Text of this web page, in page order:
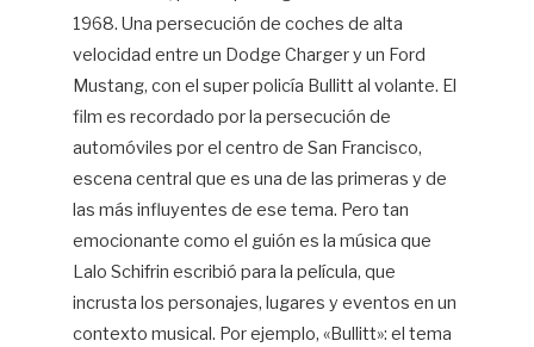
1968. Una persecución de coches de alta
velocidad entre un Dodge Charger y un Ford
Mustang, con el super policía Bullitt al volante. El
film es recordado por la persecución de
automóviles por el centro de San Francisco,
escena central que es una de las primeras y de
las más influyentes de ese tema. Pero tan
emocionante como el guión es la música que
Lalo Schifrin escribió para la película, que
incrusta los personajes, lugares y eventos en un
contexto musical. Por ejemplo, «Bullitt»: el tema